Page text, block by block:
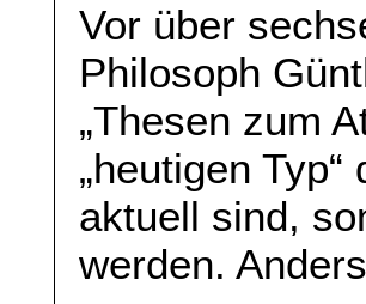
Vor über
Philosoph
„Thesen zum
„heutigen
aktuell sind,
werden.